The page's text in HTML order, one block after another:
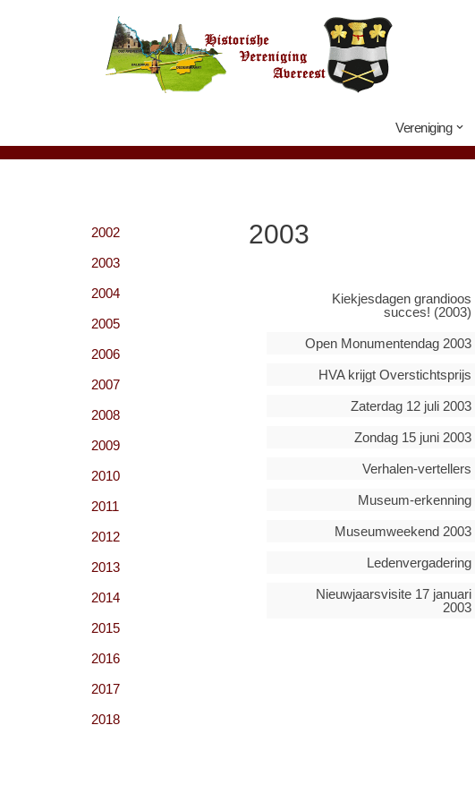
Vereniging
2002
2003
2004
2005
2006
2007
2008
2009
2010
2011
2012
2013
2014
2015
2016
2017
2018
2003
Kiekjesdagen grandioos
succes! (2003)
Open Monumentendag 2003
HVA krijgt Overstichtsprijs
Zaterdag 12 juli 2003
Zondag 15 juni 2003
Verhalen-vertellers
Museum-erkenning
Museumweekend 2003
Ledenvergadering
Nieuwjaarsvisite 17 januari
2003